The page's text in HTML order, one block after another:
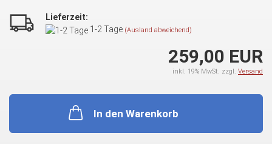
Lieferzeit:
1-2 Tage (Ausland abweichend)
259,00 EUR
inkl. 19% MwSt. zzgl. Versand
In den Warenkorb